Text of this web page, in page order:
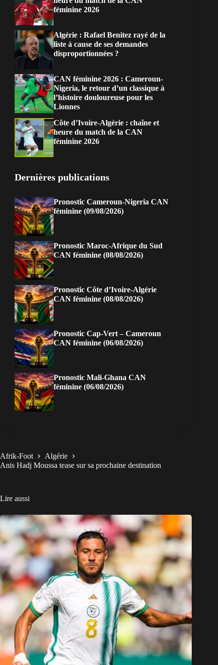
féminine 2026
Algérie : Rafael Benitez rayé de la
liste à cause de ses demandes
disproportionnées ?
CAN féminine 2026 : Cameroun-
Nigeria, le retour d’un classique à
l’histoire douloureuse pour les
Lionnes
Côte d’Ivoire-Algérie : chaîne et
heure du match de la CAN
féminine 2026
Dernières publications
Pronostic Cameroun-Nigeria CAN
féminine (09/08/2026)
Pronostic Maroc-Afrique du Sud
CAN féminine (08/08/2026)
Pronostic Côte d’Ivoire-Algérie
CAN féminine (08/08/2026)
Pronostic Cap-Vert – Cameroun
CAN féminine (06/08/2026)
Pronostic Mali-Ghana CAN
féminine (06/08/2026)
Afrik-Foot
Algérie
Anis Hadj Moussa tease sur sa prochaine destination
Lire aussi